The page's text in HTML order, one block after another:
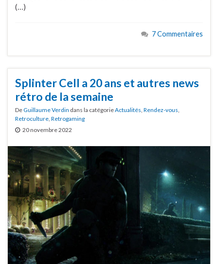
(…)
7 Commentaires
Splinter Cell a 20 ans et autres news
rétro de la semaine
DeGuillaume Verdin dans la catégorieActualités, Rendez-vous,
Retroculture, Retrogaming
20 novembre 2022